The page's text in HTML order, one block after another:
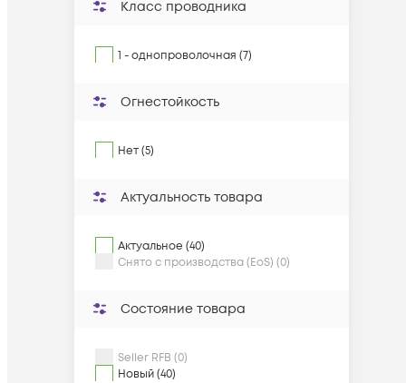
Класс проводника
1 - однопроволочная (7)
Огнестойкость
Нет (5)
Актуальность товара
Актуальное (40)
Снято с производства (EoS) (0)
Состояние товара
Seller RFB (0)
Новый (40)